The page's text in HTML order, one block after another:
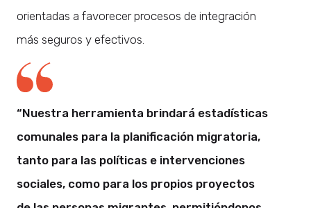
orientadas a favorecer procesos de integración
más seguros y efectivos.
“Nuestra herramienta brindará estadísticas
comunales para la planificación migratoria,
tanto para las políticas e intervenciones
sociales, como para los propios proyectos